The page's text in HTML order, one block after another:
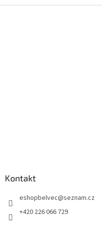
Kontakt
eshopbelvec@seznam.cz
+420 226 066 729